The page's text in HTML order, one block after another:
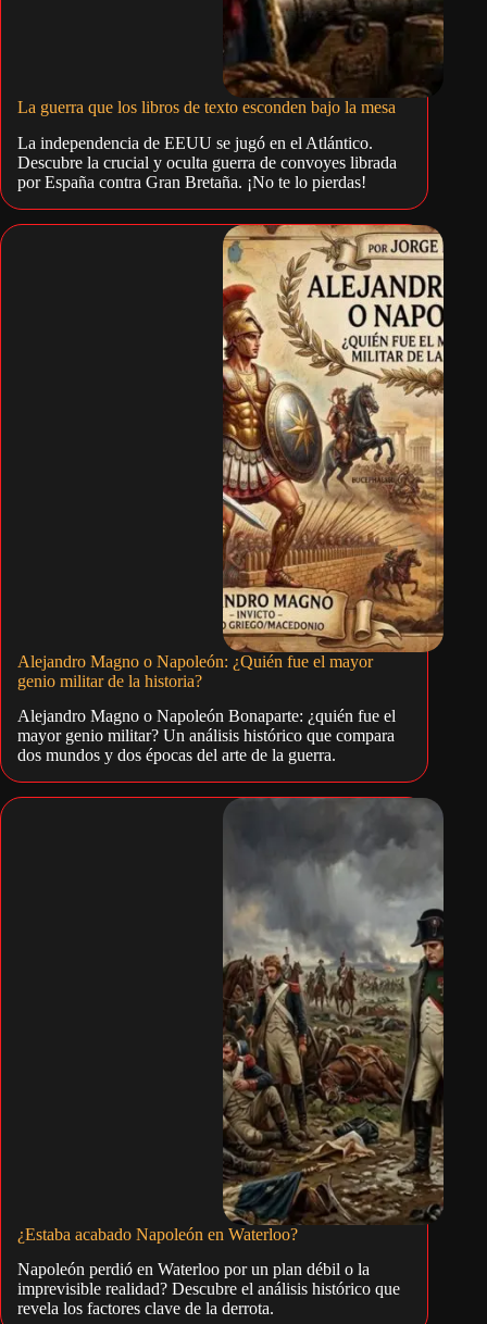
La guerra que los libros de texto esconden bajo la mesa
La independencia de EEUU se jugó en el Atlántico.
Descubre la crucial y oculta guerra de convoyes librada
por España contra Gran Bretaña. ¡No te lo pierdas!
Alejandro Magno o Napoleón: ¿Quién fue el mayor
genio militar de la historia?
Alejandro Magno o Napoleón Bonaparte: ¿quién fue el
mayor genio militar? Un análisis histórico que compara
dos mundos y dos épocas del arte de la guerra.
¿Estaba acabado Napoleón en Waterloo?
Napoleón perdió en Waterloo por un plan débil o la
imprevisible realidad? Descubre el análisis histórico que
revela los factores clave de la derrota.